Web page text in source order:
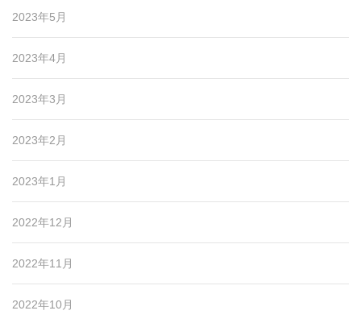
2023年5月
2023年4月
2023年3月
2023年2月
2023年1月
2022年12月
2022年11月
2022年10月